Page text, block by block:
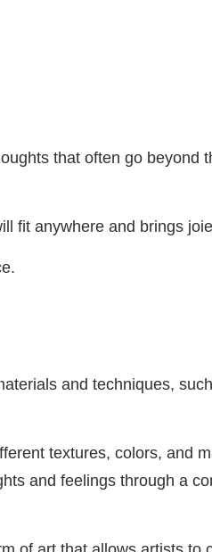
that often go
fit anywhere and brings
and techniques,
textures, colors, and
and feelings through a